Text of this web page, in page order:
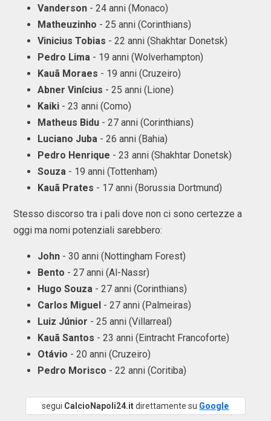
Vanderson - 24 anni (Monaco)
Matheuzinho - 25 anni (Corinthians)
Vinicius Tobias - 22 anni (Shakhtar Donetsk)
Pedro Lima - 19 anni (Wolverhampton)
Kauã Moraes - 19 anni (Cruzeiro)
Abner Vinícius - 25 anni (Lione)
Kaiki - 23 anni (Como)
Matheus Bidu - 27 anni (Corinthians)
Luciano Juba - 26 anni (Bahia)
Pedro Henrique - 23 anni (Shakhtar Donetsk)
Souza - 19 anni (Tottenham)
Kauã Prates - 17 anni (Borussia Dortmund)
Stesso discorso tra i pali dove non ci sono certezze a
oggi ma nomi potenziali sarebbero:
John - 30 anni (Nottingham Forest)
Bento - 27 anni (Al-Nassr)
Hugo Souza - 27 anni (Corinthians)
Carlos Miguel - 27 anni (Palmeiras)
Luiz Júnior - 25 anni (Villarreal)
Kauã Santos - 23 anni (Eintracht Francoforte)
Otávio - 20 anni (Cruzeiro)
Pedro Morisco - 22 anni (Coritiba)
segui CalcioNapoli24.itdirettamente su Google